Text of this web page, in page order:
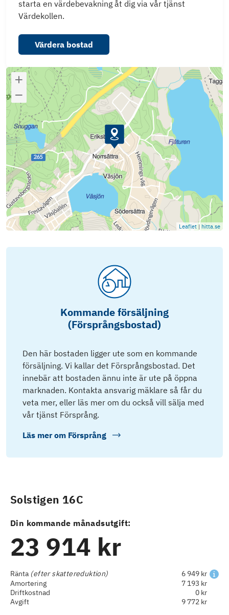
starta en värdebevakning åt dig via vår tjänst
Värdekollen.
Värdera bostad
Leaflet | hitta.se
Kommande försäljning
(Försprångsbostad)
Den här bostaden ligger ute som en kommande
försäljning. Vi kallar det Försprångsbostad. Det
innebär att bostaden ännu inte är ute på öppna
marknaden. Kontakta ansvarig mäklare så får du
veta mer, eller läs mer om du också vill sälja med
vår tjänst Försprång.
Läs mer om Försprång
Solstigen 16C
Din kommande månadsutgift:
23 914 kr
Ränta (efter skattereduktion)
6 949 kr
Amortering
7 193 kr
Driftkostnad
0 kr
Avgift
9 772 kr